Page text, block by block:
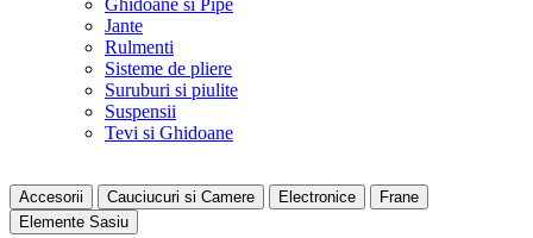
Jante
Rulmenti
Sisteme de pliere
Suruburi si piulite
Suspensii
Tevi si Ghidoane
Accesorii Cauciucuri si Camere Electronice
Frane
Elemente Sasiu